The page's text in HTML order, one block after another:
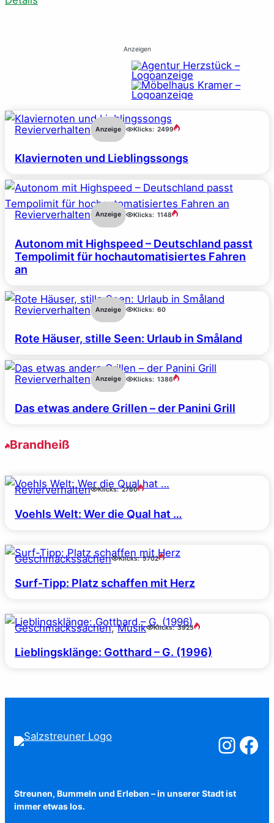
Anzeigen
Revierverhalten Anzeige Klicks: 2499
Klaviernoten und Lieblingssongs
Revierverhalten Anzeige Klicks: 1148
Autonom mit Highspeed – Deutschland passt
Tempolimit für hochautomatisiertes Fahren
an
Revierverhalten Anzeige Klicks: 60
Rote Häuser, stille Seen: Urlaub in Småland
Revierverhalten Anzeige Klicks: 1386
Das etwas andere Grillen – der Panini Grill
Brandheiß
Revierverhalten Klicks: 2760
Voehls Welt: Wer die Qual hat …
Geschmackssachen Klicks: 5702
Surf-Tipp: Platz schaffen mit Herz
Geschmackssachen, Musik Klicks: 3925
Lieblingsklänge: Gotthard – G. (1996)
Salzstreuner
Streunen, Bummeln und Erleben – in unserer Stadt ist
immer etwas los.